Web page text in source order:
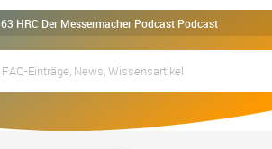
63 HRC Der Messermacher Podcast Podcast